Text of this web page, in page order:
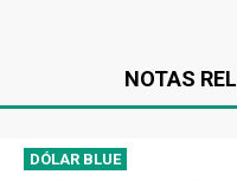
NOTAS
DÓLAR BLUE